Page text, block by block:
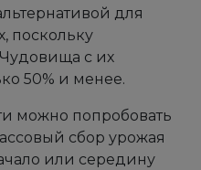
для
поскольку
с их
50% и менее.
можно попробовать
сбор урожая
или середину